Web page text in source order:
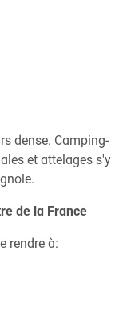
dense. Camping-
et attelages s'y
de la France
rendre à: